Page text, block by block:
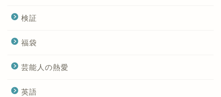
検証
福袋
芸能人の熱愛
英語